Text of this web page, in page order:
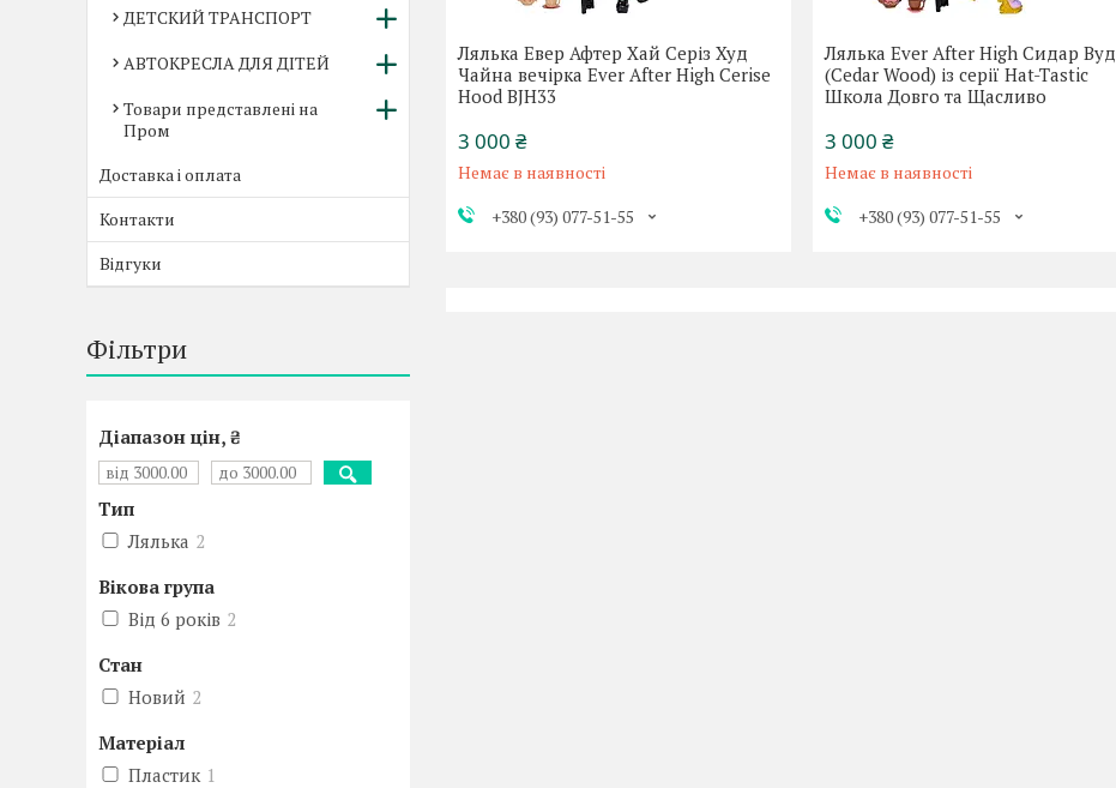
Лялька Евер Афтер Хай Серіз Худ
Чайна вечірка Ever After High Cerise
Hood BJH33
3 000 ₴
Немає в наявності
+380 (93) 077-51-55
Лялька Ever After High Сидар Вуд
(Cedar Wood) із серії Hat-Tastic
Школа Довго та Щасливо
3 000 ₴
Немає в наявності
+380 (93) 077-51-55
ДЕТСКИЙ ТРАНСПОРТ
АВТОКРЕСЛА ДЛЯ ДІТЕЙ
Товари представлені на
Пром
Доставка і оплата
Контакти
Відгуки
Фільтри
Діапазон цін, ₴
Тип
Лялька 2
Вікова група
Від 6 років 2
Стан
Новий 2
Матеріал
Пластик 1